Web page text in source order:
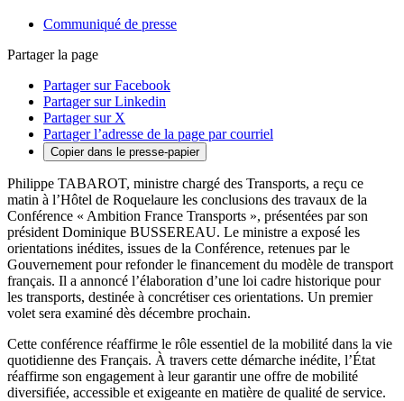
Communiqué de presse
Partager la page
Partager sur Facebook
Partager sur Linkedin
Partager sur X
Partager l’adresse de la page par courriel
Copier dans le presse-papier
Philippe TABAROT, ministre chargé des Transports, a reçu ce
matin à l’Hôtel de Roquelaure les conclusions des travaux de la
Conférence « Ambition France Transports », présentées par son
président Dominique BUSSEREAU. Le ministre a exposé les
orientations inédites, issues de la Conférence, retenues par le
Gouvernement pour refonder le financement du modèle de transport
français. Il a annoncé l’élaboration d’une loi cadre historique pour
les transports, destinée à concrétiser ces orientations. Un premier
volet sera examiné dès décembre prochain.
Cette conférence réaffirme le rôle essentiel de la mobilité dans la vie
quotidienne des Français. À travers cette démarche inédite, l’État
réaffirme son engagement à leur garantir une offre de mobilité
diversifiée, accessible et exigeante en matière de qualité de service.